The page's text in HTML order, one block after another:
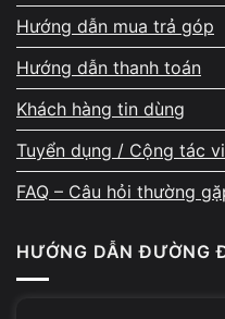
Xử lý thường nhanh và chi
Trường hợp cần
Touchpad liệt hoàn
Máy từng vô nước
Máy sập nguồn bất
Hướng dẫn mua trả góp
Hướng dẫn thanh toán
Khách hàng tin dùng
Tuyển dụng / Cộng tác
FAQ – Câu hỏi thường
HƯỚNG DẪN ĐƯỜNG